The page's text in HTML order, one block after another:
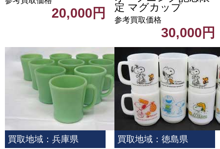
20,000円
定 マグカップ
参考買取価格
30,000円
買取地域：兵庫県 買取地域：徳島県